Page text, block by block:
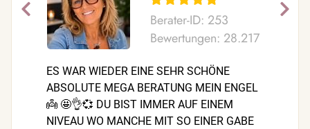
Berater-ID: 253
Bewertungen: 28.217
ES WAR WIEDER EINE SEHR SCHÖNE
ABSOLUTE MEGA BERATUNG MEIN ENGEL
👼 🤩👌💞 DU BIST IMMER AUF EINEM
NIVEAU WO MANCHE MIT SO EINER GABE